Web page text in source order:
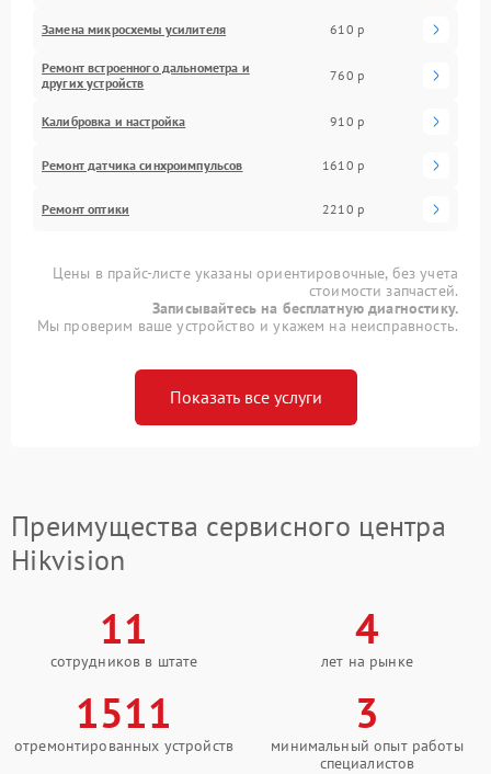
Замена микросхемы усилителя 610 р
Ремонт встроенного дальнометра и
других устройств
760 р
Калибровка и настройка 910 р
Ремонт датчика синхроимпульсов 1610 р
Ремонт оптики 2210 р
Цены в прайс-листе указаны ориентировочные, без учета
стоимости запчастей.
Записывайтесь на бесплатную диагностику.
Мы проверим ваше устройство и укажем на неисправность.
Показать все услуги
Преимущества сервисного центра
Hikvision
11
сотрудников в штате
4
лет на рынке
1511
отремонтированных устройств
3
минимальный опыт работы
специалистов